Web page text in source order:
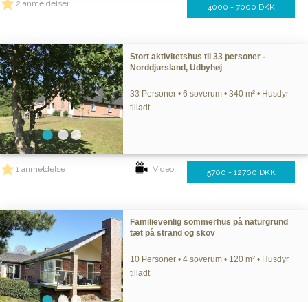
2 anmeldelser 4000 - 7000 DKK
Stort aktivitetshus til 33 personer -
Norddjursland, Udbyhøj
33 Personer • 6 soverum • 340 m² • Husdyr
tilladt
1 anmeldelse Video 5700 - 12700 DKK
Familievenlig sommerhus på naturgrund
tæt på strand og skov
10 Personer • 4 soverum • 120 m² • Husdyr
tilladt